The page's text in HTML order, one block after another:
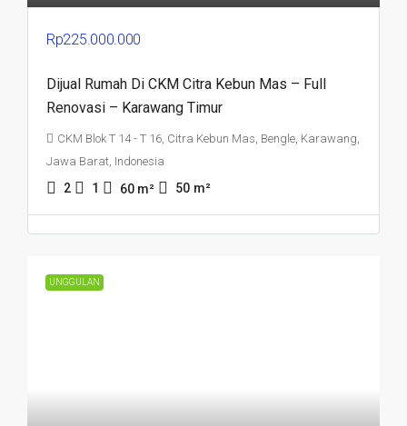
Rp225.000.000
Dijual Rumah Di CKM Citra Kebun Mas – Full
Renovasi – Karawang Timur
CKM Blok T 14 - T 16, Citra Kebun Mas, Bengle, Karawang,
Jawa Barat, Indonesia
2 1 60 m² 50 m²
UNGGULAN